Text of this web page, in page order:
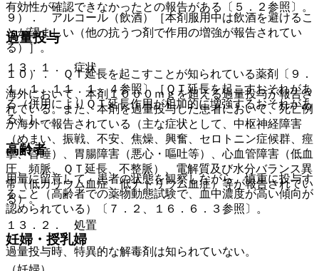
有効性が確認できなかったとの報告がある〔５．２参照〕。
過量投与
１３．１． 症状
海外において、本剤１０００ｍｇを超える過量投与が報告さ
れている。また、本剤を過量投与した患者において、死亡例
が海外で報告されている（主な症状として、中枢神経障害
（めまい、振戦、不安、焦燥、興奮、セロトニン症候群、痙
攣、昏睡）、胃腸障害（悪心・嘔吐等）、心血管障害（低血
圧、頻脈、ＱＴ延長、不整脈）、電解質及び水分バランス異
常（低カリウム血症、低ナトリウム血症）等が報告されてい
る）。
１３．２． 処置
過量投与時、特異的な解毒剤は知られていない。
９）． アルコール（飲酒）［本剤服用中は飲酒を避けるこ
とが望ましい（他の抗うつ剤で作用の増強が報告されてい
る）］。
１０）． ＱＴ延長を起こすことが知られている薬剤〔９．
１．１、１１．１．４参照〕［ＱＴ延長を起こすおそれがあ
る（併用によりＱＴ延長作用が相加的に増強するおそれがあ
る）］。
高齢者
用量に留意して、患者の状態を観察しながら、慎重に投与す
ること（高齢者での薬物動態試験で、血中濃度が高い傾向が
認められている）〔７．２、１６．６．３参照〕。
妊婦・授乳婦